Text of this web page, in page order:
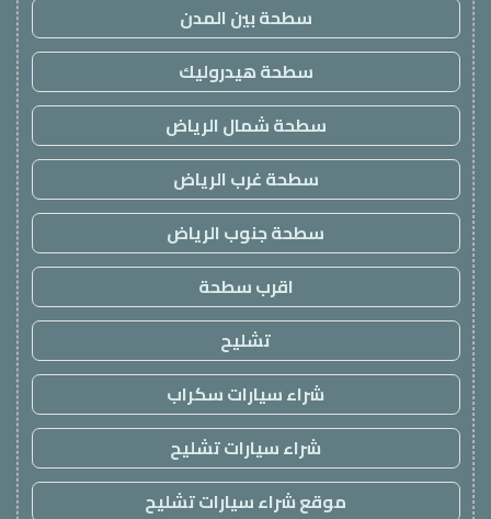
سطحة بين المدن
سطحة هيدروليك
سطحة شمال الرياض
سطحة غرب الرياض
سطحة جنوب الرياض
اقرب سطحة
تشليح
شراء سيارات سكراب
شراء سيارات تشليح
موقع شراء سيارات تشليح